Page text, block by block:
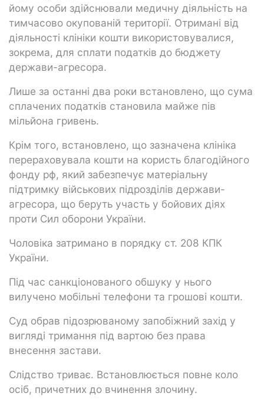
йому особи здійснювали медичну діяльність на
тимчасово окупованій території. Отримані від
діяльності клініки кошти використовувалися,
зокрема, для сплати податків до бюджету
держави-агресора.
Лише за останні два роки встановлено, що сума
сплачених податків становила майже пів
мільйона гривень.
Крім того, встановлено, що зазначена клініка
перераховувала кошти на користь благодійного
фонду рф, який забезпечує матеріальну
підтримку військових підрозділів держави-
агресора, що беруть участь у бойових діях
проти Сил оборони України.
Чоловіка затримано в порядку ст. 208 КПК
України.
Під час санкціонованого обшуку у нього
вилучено мобільні телефони та грошові кошти.
Суд обрав підозрюваному запобіжний захід у
вигляді тримання під вартою без права
внесення застави.
Слідство триває. Встановлюється повне коло
осіб, причетних до вчинення злочину.